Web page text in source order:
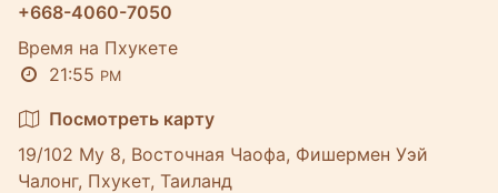
+668-4060-7050
Время на Пхукете
21:55 PM
Посмотреть карту
19/102 Му 8, Восточная Чаофа, Фишермен Уэй
Чалонг, Пхукет, Таиланд